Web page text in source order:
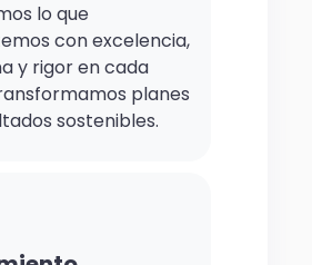
lo que
con excelencia,
y rigor en cada
planes
sostenibles.